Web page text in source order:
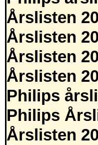
Årslisten
Årslisten
Årslisten
Årslisten
Philips
Philips
Årslisten